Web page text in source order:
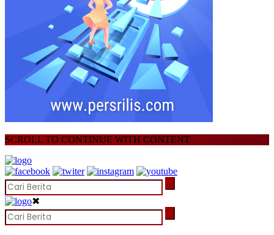
SCROLL TO CONTINUE WITH CONTENT
✖